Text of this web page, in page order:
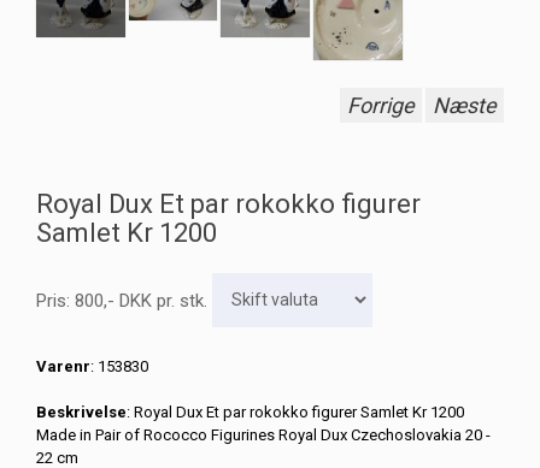
Forrige Næste
Royal Dux Et par rokokko figurer
Samlet Kr 1200
Pris: 800,- DKK pr. stk.
Varenr: 153830
Beskrivelse: Royal Dux Et par rokokko figurer Samlet Kr 1200
Made in Pair of Rococco Figurines Royal Dux Czechoslovakia 20 -
22 cm